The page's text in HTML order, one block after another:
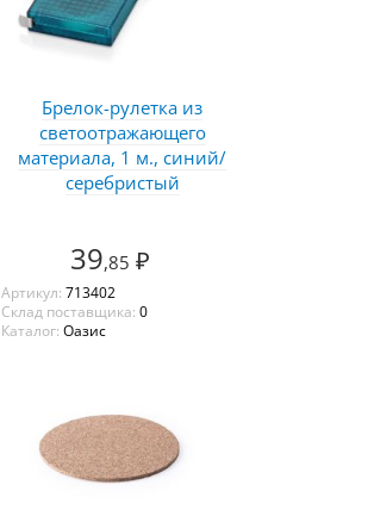
Брелок-рулетка из
светоотражающего
материала, 1 м., синий/
серебристый
39,85 ₽
Артикул: 713402
Склад поставщика: 0
Каталог: Оазис